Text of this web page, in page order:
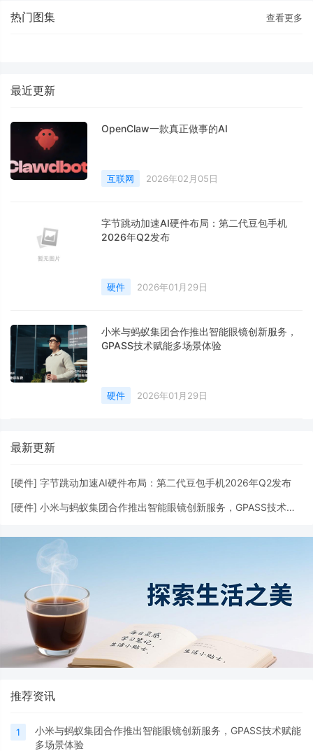
热门图集 查看更多
最近更新
OpenClaw一款真正做事的AI
互联网 2026年02月05日
字节跳动加速AI硬件布局：第二代豆包手机
2026年Q2发布
硬件 2026年01月29日
小米与蚂蚁集团合作推出智能眼镜创新服务，
GPASS技术赋能多场景体验
硬件 2026年01月29日
最新更新
[硬件] 字节跳动加速AI硬件布局：第二代豆包手机2026年Q2发布
[硬件] 小米与蚂蚁集团合作推出智能眼镜创新服务，GPASS技术赋能多场景体验
推荐资讯
1
小米与蚂蚁集团合作推出智能眼镜创新服务，GPASS技术赋能
多场景体验